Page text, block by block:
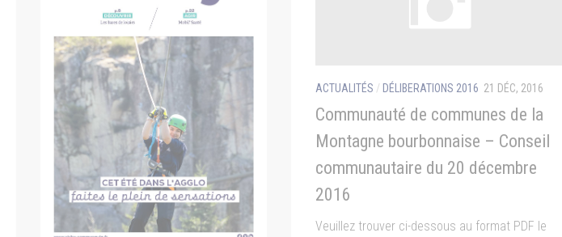
ACTUALITÉS / DÉLIBERATIONS 2016 21 DÉC, 2016
Communauté de communes de la
Montagne bourbonnaise – Conseil
communautaire du 20 décembre
2016
Veuillez trouver ci-dessous au format PDF le